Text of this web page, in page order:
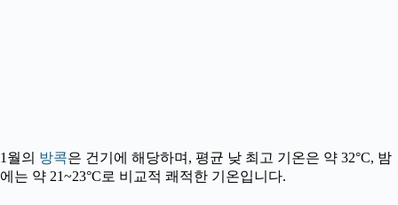
1월의 방콕은 건기에 해당하며, 평균 낮 최고 기온은 약 32°C, 밤
에는 약 21~23°C로 비교적 쾌적한 기온입니다.